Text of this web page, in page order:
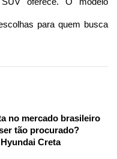
oferece. O modelo
para quem busca
no mercado brasileiro
tão procurado?
Creta